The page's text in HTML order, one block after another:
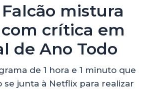
mistura
crítica em
de Ano Todo
de 1 hora e 1 minuto que
se junta à Netflix para realizar